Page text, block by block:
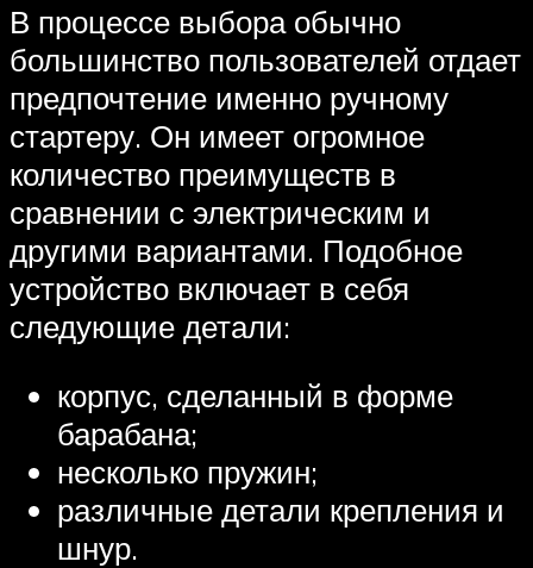
В процессе выбора обычно
большинство пользователей отдает
предпочтение именно ручному
стартеру. Он имеет огромное
количество преимуществ в
сравнении с электрическим и
другими вариантами. Подобное
устройство включает в себя
следующие детали:
корпус, сделанный в форме
барабана;
несколько пружин;
различные детали крепления и
шнур.